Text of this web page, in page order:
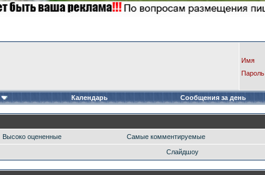
Имя
Пароль
Календарь Сообщения за день
Высоко оцененные Самые комментируемые
Слайдшоу